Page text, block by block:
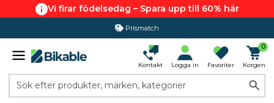
Vi firar födelsedag – Spara upp till 60% här
Prismatch
Kontakt Logga in Favoriter
0
Korgen
Sök efter produkter, märken, kategorier